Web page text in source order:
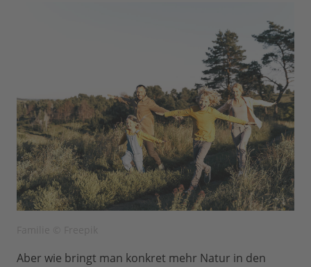
Aber wie bringt man konkret mehr Natur in den